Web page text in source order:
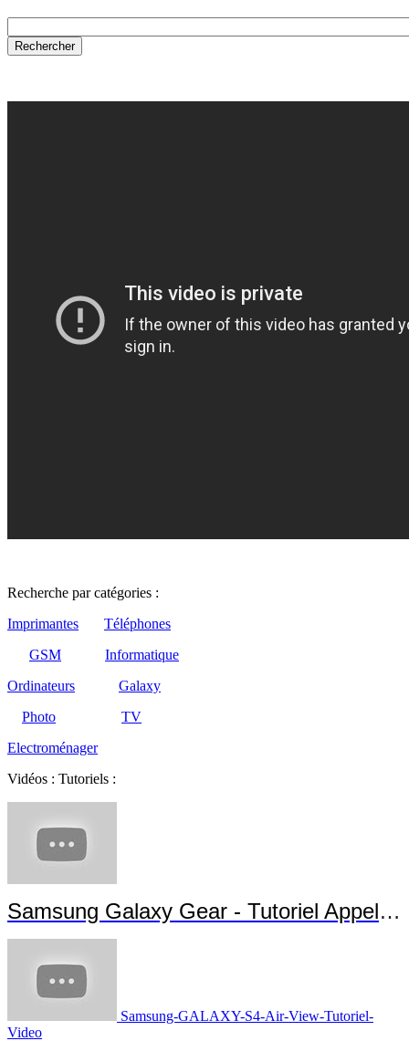
Recherche par catégories :
Imprimantes
Téléphones
GSM
Informatique
Ordinateurs
Galaxy
Photo
TV
Electroménager
Vidéos : Tutoriels :
Samsung Galaxy Gear - Tutoriel Appels et Messages
Samsung-GALAXY-S4-Air-View-Tutoriel-
Video